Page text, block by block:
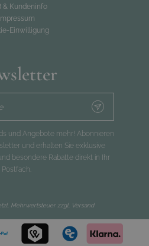
& Kundeninfo
Impressum
Einwilligung
und Angebote mehr! Abonnieren
und erhalten Sie exklusive
besondere Rabatte direkt in Ihr
Postfach.
Mehrwertsteuer zzgl. Versand